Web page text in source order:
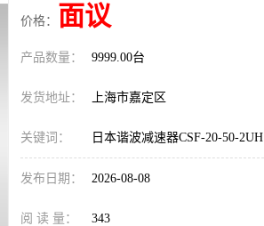
价格： 面议
产品数量： 9999.00台
发货地址： 上海市嘉定区
关键词： 日本谐波减速器CSF-20-50-2UH
发布日期： 2026-08-08
阅 读 量： 343